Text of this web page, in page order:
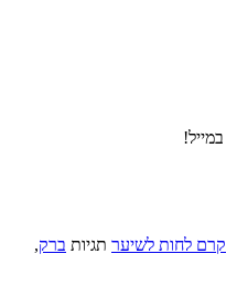
קרם לחות לשיער תגיות ברק,